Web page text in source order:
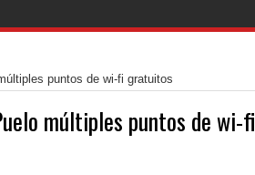
puntos de wi-fi gratuitos
múltiples puntos de wi-fi